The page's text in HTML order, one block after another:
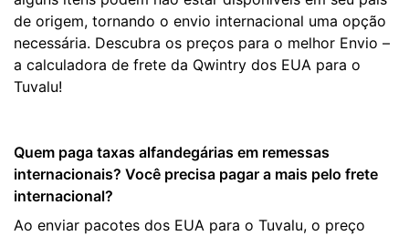
de origem, tornando o envio internacional uma opção
necessária. Descubra os preços para o melhor Envio –
a calculadora de frete da Qwintry dos EUA para o
Tuvalu!
Quem paga taxas alfandegárias em remessas
internacionais? Você precisa pagar a mais pelo frete
internacional?
Ao enviar pacotes dos EUA para o Tuvalu, o preço